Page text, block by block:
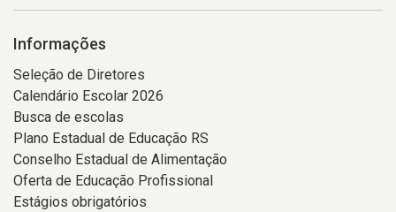
Informações
Seleção de Diretores
Calendário Escolar 2026
Busca de escolas
Plano Estadual de Educação RS
Conselho Estadual de Alimentação
Oferta de Educação Profissional
Estágios obrigatórios